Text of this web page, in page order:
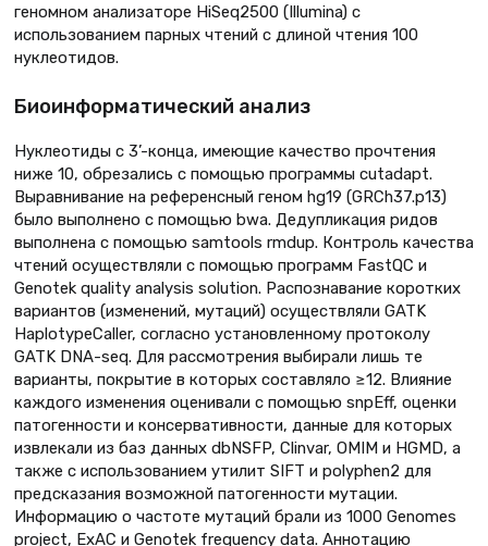
геномном анализаторе HiSeq2500 (Illumina) с
использованием парных чтений с длиной чтения 100
нуклеотидов.
Биоинформатический анализ
Нуклеотиды с 3’-конца, имеющие качество прочтения
ниже 10, обрезались с помощью программы cutadapt.
Выравнивание на референсный геном hg19 (GRCh37.p13)
было выполнено с помощью bwa. Дедупликация ридов
выполнена с помощью samtools rmdup. Контроль качества
чтений осуществляли с помощью программ FastQC и
Genotek quality analysis solution. Распознавание коротких
вариантов (изменений, мутаций) осуществляли GATK
HaplotypeCaller, согласно установленному протоколу
GATK DNA-seq. Для рассмотрения выбирали лишь те
варианты, покрытие в которых составляло ≥12. Влияние
каждого изменения оценивали с помощью snpEff, оценки
патогенности и консервативности, данные для которых
извлекали из баз данных dbNSFP, Clinvar, OMIM и HGMD, а
также с использованием утилит SIFT и polyphen2 для
предсказания возможной патогенности мутации.
Информацию о частоте мутаций брали из 1000 Genomes
project, ExAC и Genotek frequency data. Аннотацию